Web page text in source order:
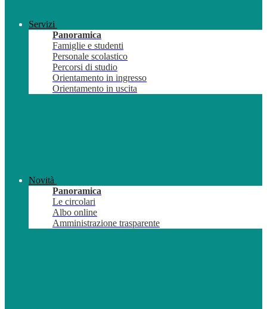
Servizi
Panoramica
Famiglie e studenti
Personale scolastico
Percorsi di studio
Orientamento in ingresso
Orientamento in uscita
Novità
Panoramica
Le circolari
Albo online
Amministrazione trasparente